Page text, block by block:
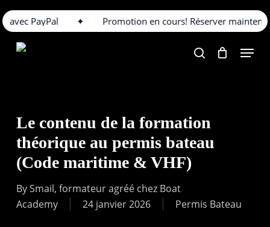
to
content
PayPal Promotion en cours! Réserver maintenant
search
Menu
Le contenu de la formation
théorique au permis bateau
(Code maritime & VHF)
BySmail, formateur agréé chez Boat
Academy
24 janvier 2026 Permis Bateau